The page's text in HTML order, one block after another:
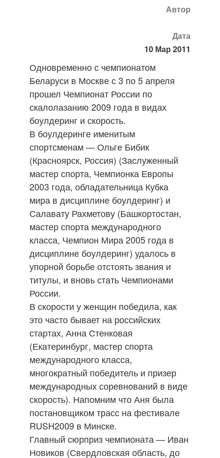
Автор
Дата
10 Мар 2011
Одновременно с чемпионатом
Беларуси в Москве с 3 по 5 апреля
прошел Чемпионат России по
скалолазанию 2009 года в видах
боулдеринг и скорость.
В боулдеринге именитым
спортсменам — Ольге Бибик
(Красноярск, Россия) (Заслуженный
мастер спорта, Чемпионка Европы
2003 года, обладательница Кубка
мира в дисциплине боулдеринг) и
Салавату Рахметову (Башкортостан,
мастер спорта международного
класса, Чемпион Мира 2005 года в
дисциплине боулдеринг) удалось в
упорной борьбе отстоять звания и
титулы, и вновь стать Чемпионами
России.
В скорости у женщин победила, как
это часто бывает на российских
стартах, Анна Стенковая
(Екатеринбург, мастер спорта
международного класса,
многократный победитель и призер
международных соревнований в виде
скорость). Напомним что Аня была
постановщиком трасс на фестивале
RUSH2009 в Минске.
Главный сюрприз чемпионата — Иван
Новиков (Свердловская область, до